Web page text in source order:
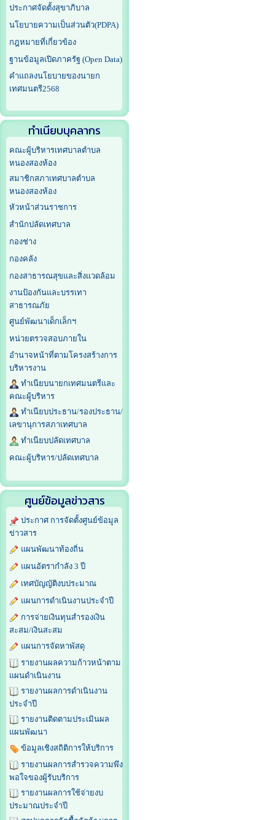
ประกาศจัดตั้งสุขาภิบาล
นโยบายความเป็นส่วนตัว(PDPA)
กฎหมายที่เกี่ยวข้อง
ฐานข้อมูลเปิดภาครัฐ (Open Data)
คำแถลงนโยบายของนายก
เทศมนตรี2568
ทำเนียบบุคลากร
คณะผู้บริหารเทศบาลตำบล
หนองสองห้อง
สมาชิกสภาเทศบาลตำบล
หนองสองห้อง
หัวหน้าส่วนราชการ
สำนักปลัดเทศบาล
กองช่าง
กองคลัง
กองสาธารณสุขและสิ่งแวดล้อม
งานป้องกันและบรรเทา
สาธารณภัย
ศูนย์พัฒนาเด็กเล็กฯ
หน่วยตรวจสอบภายใน
อำนาจหน้าที่ตามโครงสร้างการ
บริหารงาน
ทำเนียบนายกเทศมนตรีและ
คณะผู้บริหาร
ทำเนียบประธาน/รองประธาน/
เลขานุการสภาเทศบาล
ทำเนียบปลัดเทศบาล
คณะผู้บริหาร/ปลัดเทศบาล
ศูนย์ข้อมูลข่าวสาร
ประกาศ การจัดตั้งศูนย์ข้อมูล
ข่าวสาร
แผนพัฒนาท้องถิ่น
แผนอัตรากำลัง 3 ปี
เทศบัญญัติงบประมาณ
แผนการดำเนินงานประจำปี
การจ่ายเงินทุนสำรองเงิน
สะสม/เงินสะสม
แผนการจัดหาพัสดุ
รายงานผลความก้าวหน้าตาม
แผนดำเนินงาน
รายงานผลการดำเนินงาน
ประจำปี
รายงานติดตามประเมินผล
แผนพัฒนา
ข้อมูลเชิงสถิติการให้บริการ
รายงานผลการสำรวจความพึง
พอใจของผู้รับบริการ
รายงานผลการใช้จ่ายงบ
ประมาณประจำปี